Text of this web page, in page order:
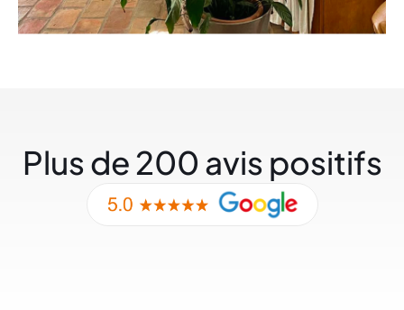
Plus de 200 avis positifs